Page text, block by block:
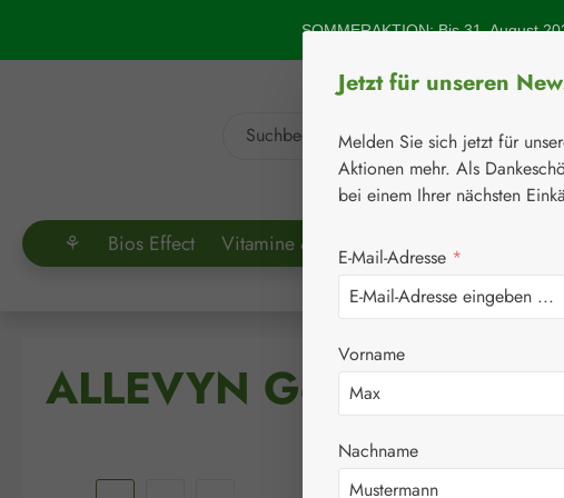
SOMMERAKTION: Bis 31. August
⚘ Bios Effect Vitamine & Co. Aminosäuren
ALLEVYN Gentle
Jetzt für unseren
Melden Sie sich jetzt für
Aktionen mehr. Als
bei einem Ihrer nächsten
E-Mail-Adresse *
Vorname
Nachname